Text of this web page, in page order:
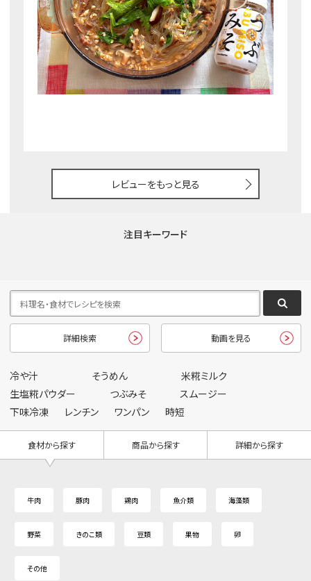
レビューをもっと見る
注目キーワード
詳細検索 動画を見る
冷や汁 そうめん
米糀ミルク
生塩糀パウダー
つぶみそ
スムージー
下味冷凍
レンチン ワンパン 時短
食材から探す 商品から探す 詳細から探す
牛肉 豚肉 鶏肉 魚介類 海藻類
野菜 きのこ類 豆類 果物 卵
その他